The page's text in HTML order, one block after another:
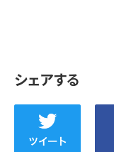
シェアする